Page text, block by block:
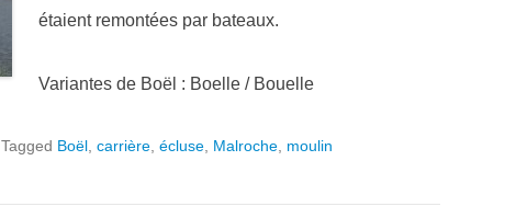
étaient remontées par bateaux.
Variantes de Boël : Boelle / Bouelle
Tagged Boël carrière écluse Malroche moulin